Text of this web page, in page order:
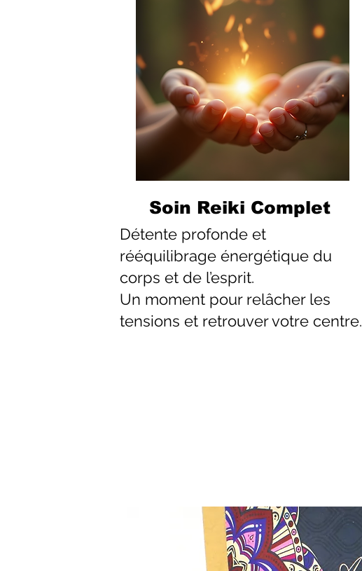
Détente profonde et
rééquilibrage énergétique du
corps et de l’esprit.
Un moment pour relâcher les
tensions et retrouver votre centre.
Soin Reiki Complet